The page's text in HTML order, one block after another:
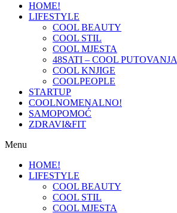
HOME!
LIFESTYLE
COOL BEAUTY
COOL STIL
COOL MJESTA
48SATI – COOL PUTOVANJA
COOL KNJIGE
COOLPEOPLE
STARTUP
COOLNOMENALNO!
SAMOPOMOĆ
ZDRAVI&FIT
Menu
HOME!
LIFESTYLE
COOL BEAUTY
COOL STIL
COOL MJESTA